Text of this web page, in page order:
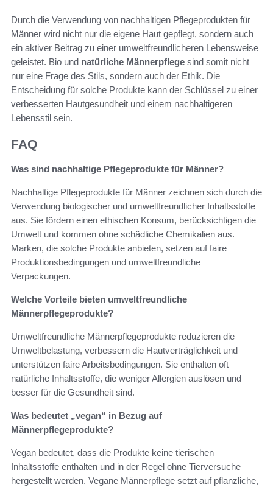
Durch die Verwendung von nachhaltigen Pflegeprodukten für
Männer wird nicht nur die eigene Haut gepflegt, sondern auch
ein aktiver Beitrag zu einer umweltfreundlicheren Lebensweise
geleistet. Bio und natürliche Männerpflege sind somit nicht
nur eine Frage des Stils, sondern auch der Ethik. Die
Entscheidung für solche Produkte kann der Schlüssel zu einer
verbesserten Hautgesundheit und einem nachhaltigeren
Lebensstil sein.
FAQ
Was sind nachhaltige Pflegeprodukte für Männer?
Nachhaltige Pflegeprodukte für Männer zeichnen sich durch die
Verwendung biologischer und umweltfreundlicher Inhaltsstoffe
aus. Sie fördern einen ethischen Konsum, berücksichtigen die
Umwelt und kommen ohne schädliche Chemikalien aus.
Marken, die solche Produkte anbieten, setzen auf faire
Produktionsbedingungen und umweltfreundliche
Verpackungen.
Welche Vorteile bieten umweltfreundliche
Männerpflegeprodukte?
Umweltfreundliche Männerpflegeprodukte reduzieren die
Umweltbelastung, verbessern die Hautverträglichkeit und
unterstützen faire Arbeitsbedingungen. Sie enthalten oft
natürliche Inhaltsstoffe, die weniger Allergien auslösen und
besser für die Gesundheit sind.
Was bedeutet „vegan“ in Bezug auf
Männerpflegeprodukte?
Vegan bedeutet, dass die Produkte keine tierischen
Inhaltsstoffe enthalten und in der Regel ohne Tierversuche
hergestellt werden. Vegane Männerpflege setzt auf pflanzliche,